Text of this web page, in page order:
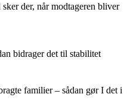
der, når modtageren bliver
bidrager det til stabilitet
familier – sådan gør I det i